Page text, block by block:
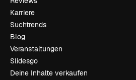
Karriere
Suchtrends
Blog
Veranstaltungen
Slidesgo
Deine Inhalte verkaufen